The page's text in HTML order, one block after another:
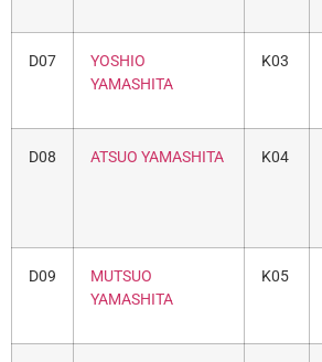
D07
YOSHIO
YAMASHITA
K03
D08 ATSUO YAMASHITA K04
D09
MUTSUO
YAMASHITA
K05